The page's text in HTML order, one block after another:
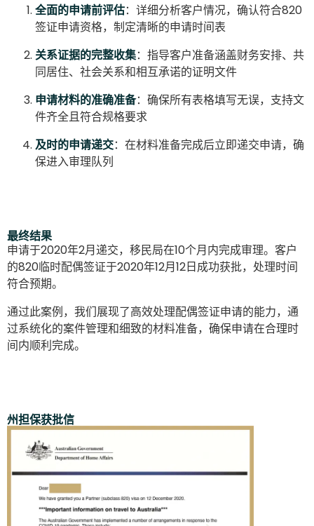
全面的申请前评估：详细分析客户情况，确认符合820
签证申请资格，制定清晰的申请时间表
关系证据的完整收集：指导客户准备涵盖财务安排、共
同居住、社会关系和相互承诺的证明文件
申请材料的准确准备：确保所有表格填写无误，支持文
件齐全且符合规格要求
及时的申请递交：在材料准备完成后立即递交申请，确
保进入审理队列
最终结果
申请于2020年2月递交，移民局在10个月内完成审理。客户
的820临时配偶签证于2020年12月12日成功获批，处理时间
符合预期。
通过此案例，我们展现了高效处理配偶签证申请的能力，通
过系统化的案件管理和细致的材料准备，确保申请在合理时
间内顺利完成。
州担保获批信